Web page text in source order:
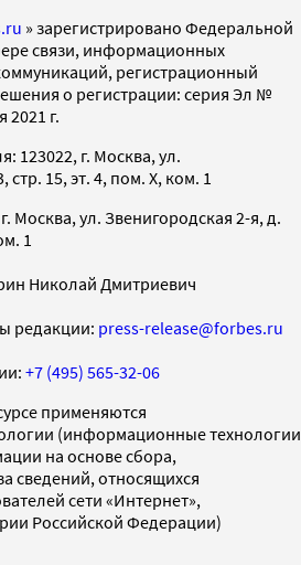
» зарегистрировано Федеральной
связи, информационных
регистрационный
о регистрации: серия Эл №
2021 г.
123022, г. Москва, ул.
15, эт. 4, пом. X, ком. 1
Москва, ул. Звенигородская 2-я, д.
1
Николай Дмитриевич
редакции: press-release@forbes.ru
+7 (495) 565-32-06
применяются
(информационные технологии
на основе сбора,
сведений, относящихся
сети «Интернет»,
Российской Федерации)